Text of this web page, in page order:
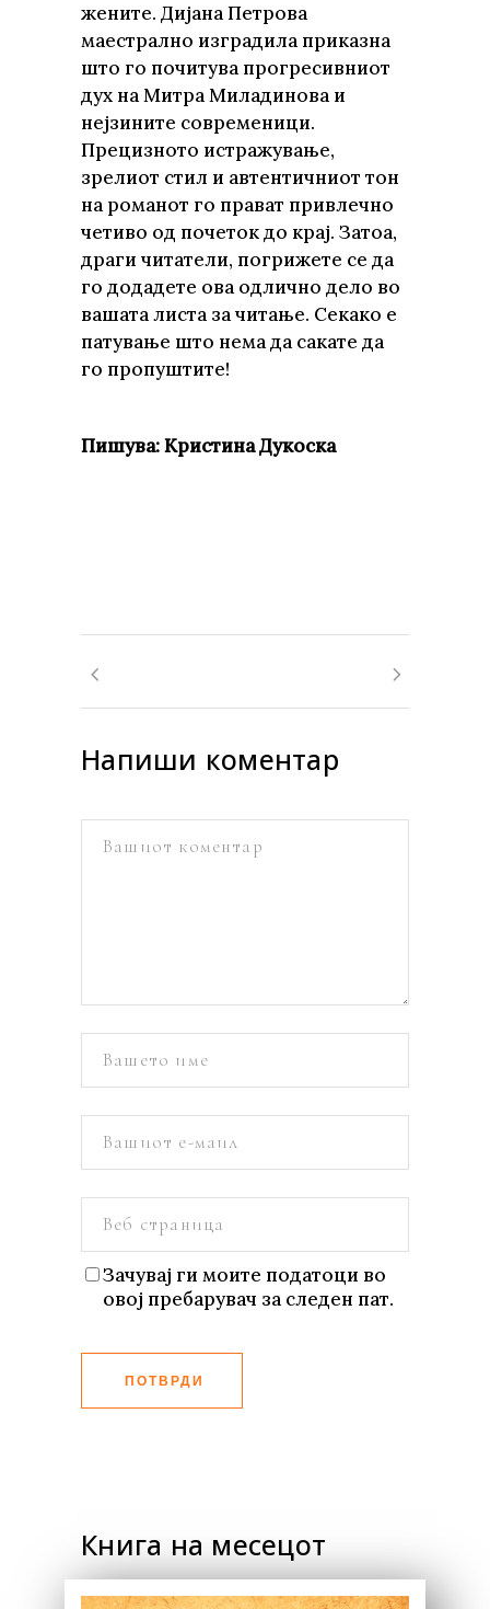
жените. Дијана Петрова
маестрално изградила приказна
што го почитува прогресивниот
дух на Митра Миладинова и
нејзините современици.
Прецизното истражување,
зрелиот стил и автентичниот тон
на романот го прават привлечно
четиво од почеток до крај. Затоа,
драги читатели, погрижете се да
го додадете ова одлично дело во
вашата листа за читање. Секако е
патување што нема да сакате да
го пропуштите!
Пишува: Кристина Дукоска
Напиши коментар
Зачувај ги моите податоци во
овој пребарувач за следен пат.
ПОТВРДИ
Книга на месецот